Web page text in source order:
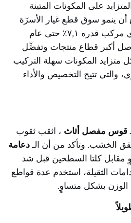
على المكونات المتينة
أن ينمو سوق قطع غيار الأسرّة
تحديدًا بمعدل نمو سنوي مركب قدره ٧,١٪ حتى عام
وتفضِّل
متزايد المكونات سهلة التركيب
والتي تتيح التخصيص والأداء
قوس مفصل أثاث ، اثقب ثقوب
الخشب. وتأكد من أن الـدعامة
كلتا السطحين قبل شد
الثقيلة، استخدم عدة قواطع
الوزن بشكل متساوٍ.